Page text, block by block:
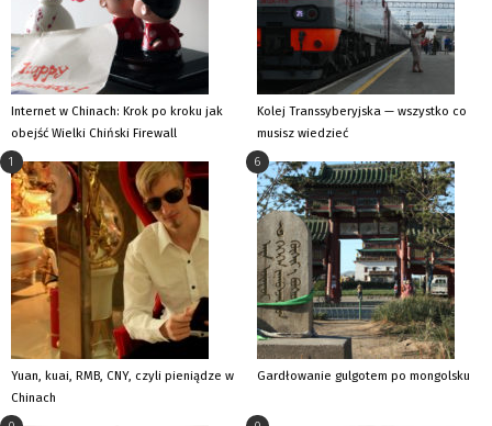
Internet w Chinach: Krok po kroku jak
obejść Wielki Chiński Firewall
Kolej Transsyberyjska — wszystko co
musisz wiedzieć
Yuan, kuai, RMB, CNY, czyli pieniądze w
Chinach
1
Gardłowanie gulgotem po mongolsku
6